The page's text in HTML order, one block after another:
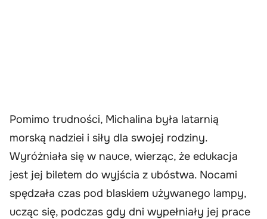
Pomimo trudności, Michalina była latarnią
morską nadziei i siły dla swojej rodziny.
Wyróżniała się w nauce, wierząc, że edukacja
jest jej biletem do wyjścia z ubóstwa. Nocami
spędzała czas pod blaskiem używanego lampy,
ucząc się, podczas gdy dni wypełniały jej prace